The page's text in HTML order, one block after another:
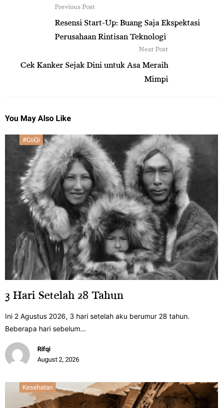
Previous Post
Resensi Start-Up: Buang Saja Ekspektasi
Perusahaan Rintisan Teknologi
Next Post
Cek Kanker Sejak Dini untuk Asa Meraih
Mimpi
You May Also Like
#CoQi
3 Hari Setelah 28 Tahun
Ini 2 Agustus 2026, 3 hari setelah aku berumur 28 tahun.
Beberapa hari sebelum…
Rifqi
August 2, 2026
Kesehatan